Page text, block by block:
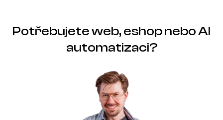
Potřebujete web, eshop nebo AI
automatizaci?